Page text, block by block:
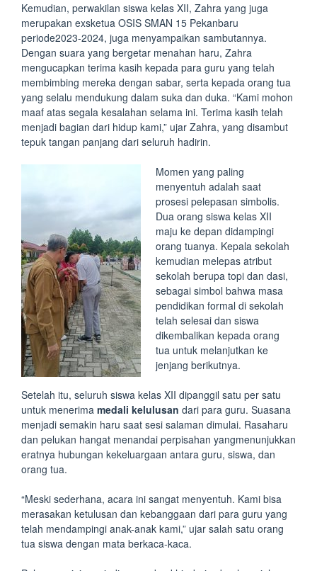
Kemudian, perwakilan siswa kelas XII, Zahra yang juga
merupakan exsketua OSIS SMAN 15 Pekanbaru
periode2023-2024, juga menyampaikan sambutannya.
Dengan suara yang bergetar menahan haru, Zahra
mengucapkan terima kasih kepada para guru yang telah
membimbing mereka dengan sabar, serta kepada orang tua
yang selalu mendukung dalam suka dan duka. “Kami mohon
maaf atas segala kesalahan selama ini. Terima kasih telah
menjadi bagian dari hidup kami,” ujar Zahra, yang disambut
tepuk tangan panjang dari seluruh hadirin.
Momen yang paling
menyentuh adalah saat
prosesi pelepasan simbolis.
Dua orang siswa kelas XII
maju ke depan didampingi
orang tuanya. Kepala sekolah
kemudian melepas atribut
sekolah berupa topi dan dasi,
sebagai simbol bahwa masa
pendidikan formal di sekolah
telah selesai dan siswa
dikembalikan kepada orang
tua untuk melanjutkan ke
jenjang berikutnya.
Setelah itu, seluruh siswa kelas XII dipanggil satu per satu
untuk menerima medali kelulusan dari para guru. Suasana
menjadi semakin haru saat sesi salaman dimulai. Rasaharu
dan pelukan hangat menandai perpisahan yangmenunjukkan
eratnya hubungan kekeluargaan antara guru, siswa, dan
orang tua.
“Meski sederhana, acara ini sangat menyentuh. Kami bisa
merasakan ketulusan dan kebanggaan dari para guru yang
telah mendampingi anak-anak kami,” ujar salah satu orang
tua siswa dengan mata berkaca-kaca.